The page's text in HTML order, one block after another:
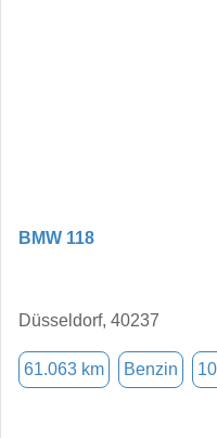
BMW 118
Düsseldorf, 40237
61.063 km Benzin